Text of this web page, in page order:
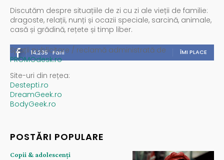
Discutăm despre situațiile de zi cu zi ale vieții de familie:
dragoste, relații, nunți și ocazii speciale, sarcină, animale,
casă și grădină, rețete și timp liber.
14,235 Fani ÎMI PLACE
Spații publicitare / reclamă administrată de
PROMOdesk.ro
Site-uri din rețea:
Destepti.ro
DreamGeek.ro
BodyGeek.ro
POSTĂRI POPULARE
Copii & adolescenți